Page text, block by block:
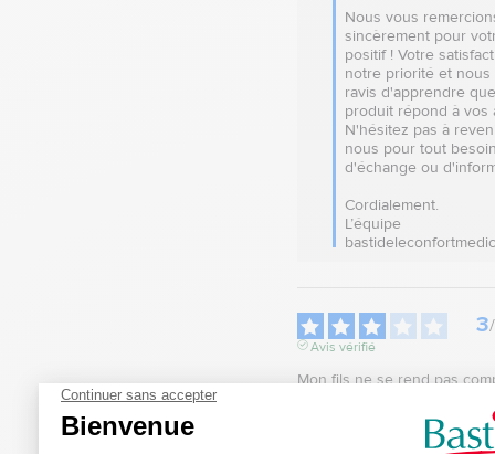
Nous vous
sincèrement pour
positif ! Votre
notre priorité et nous
ravis d'apprendre
produit répond à vos
N'hésitez pas à
nous pour tout
d'échange ou
Cordialement.
L’équipe
3/
Avis vérifié
Mon fils ne se rend pas
, suite à
NATACHA